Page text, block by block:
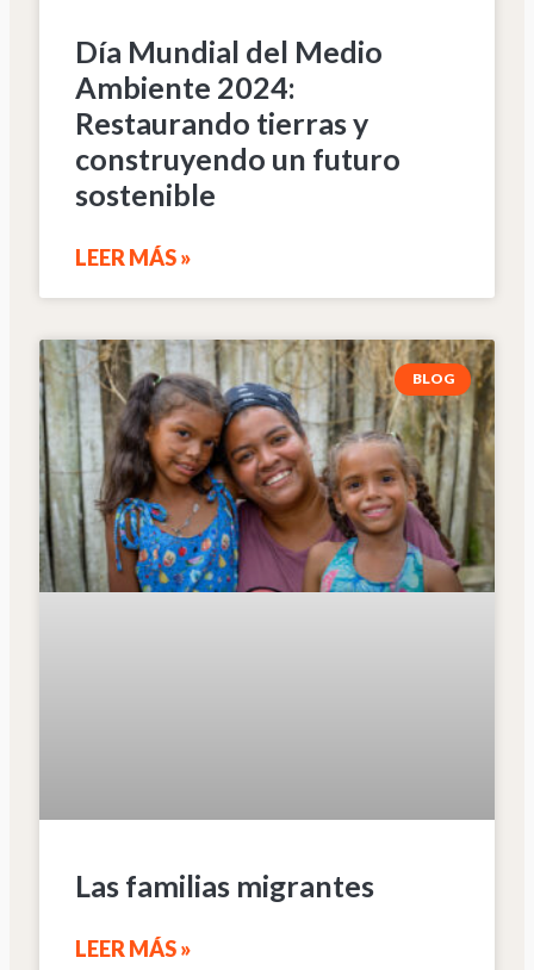
Día Mundial del Medio
Ambiente 2024:
Restaurando tierras y
construyendo un futuro
sostenible
LEER MÁS »
BLOG
Las familias migrantes
LEER MÁS »